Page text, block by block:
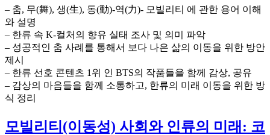
– 춤, 무(舞), 생(生), 동(動)-역(力)- 모빌리티 에 관한 용어 이해
와 설명
– 한류 속 K-컬처의 향유 실태 조사 및 의미 파악
– 성공적인 춤 사례를 통해서 보다 나은 삶의 이동을 위한 방안
제시
– 한류 선호 콘텐츠 1위 인 BTS의 작품들을 함께 감상, 공유
– 감상의 마음들을 함께 소통하고, 한류의 미래 이동을 위한 방
식 정리
모빌리티(이동성) 사회와 인류의 미래: 코